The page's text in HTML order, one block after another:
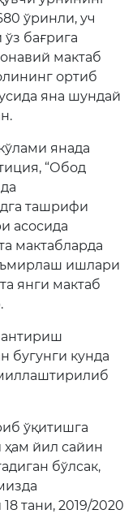
ўринли, уч
бағрига
мактаб
ортиб
яна шундай
янада
“Обод
ташрифи
асосида
мактабларда
ишлари
янги мактаб
бугунги кунда
ўқитишга
ҳам йил сайин
бўлсак,
тани, 2019/2020